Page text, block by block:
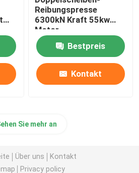
Reibungspresse
6300kN Kraft 55kw
Motor
Bestpreis
Kontakt
Sie mehr an
Über uns
Kontakt
Privacy policy